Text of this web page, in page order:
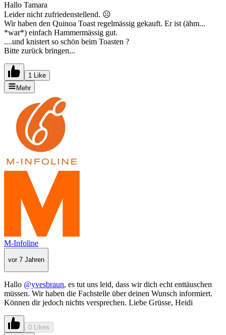
Hallo Tamara
Leider nicht zufriedenstellend. ☹️
Wir haben den Quinoa Toast regelmässig gekauft. Er ist (ähm...
*war*) einfach Hammermässig gut.
....und knistert so schön beim Toasten ?
Bitte zurück bringen...
1 Like
Mehr
M-Infoline
vor 7 Jahren
Hallo @yvesbraun, es tut uns leid, dass wir dich echt enttäuschen
müssen. Wir haben die Fachstelle über deinen Wunsch informiert.
Können dir jedoch nichts versprechen. Liebe Grüsse, Heidi
0 Likes